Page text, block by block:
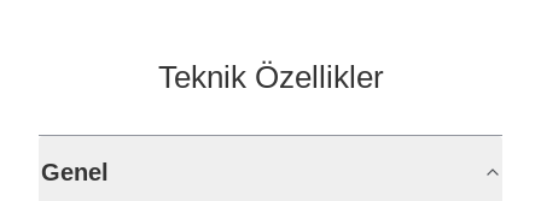
Teknik Özellikler
Genel